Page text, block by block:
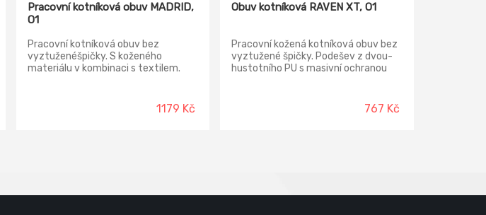
Pracovní kotníková obuv MADRID,
O1
Pracovní kotníková obuv bez
vyztuženéšpičky. S koženého
materiálu v kombinaci s textilem.
1179 Kč
Obuv kotníková RAVEN XT, O1
Pracovní kožená kotníková obuv bez
vyztužené špičky. Podešev z dvou-
hustotního PU s masivní ochranou
767 Kč